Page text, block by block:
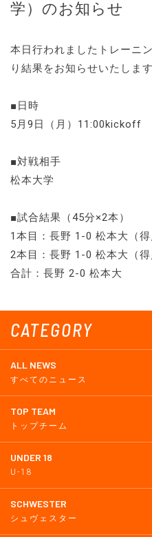
CATEGORY
ALL NEWS
すべてのニュース
TOP TEAM
トップチーム
UNDER 18
U-18
SCHWESTER
シュヴェスター
学）のお知らせ
本日行われましたトレーニ
り結果をお知らせいたします
■日時
5月9日（月）11:00kickoff
■対戦相手
松本大学
■試合結果（45分×2本）
1本目：長野 1-0 松本大（得
2本目：長野 1-0 松本大（得
合計：長野 2-0 松本大